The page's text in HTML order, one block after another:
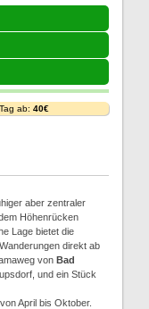
ab: 40€
aber zentraler
Höhenrücken
Lage bietet die
direkt ab
von Bad
und ein Stück
April bis Oktober.